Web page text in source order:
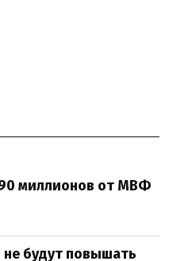
миллионов от МВФ
не будут повышать